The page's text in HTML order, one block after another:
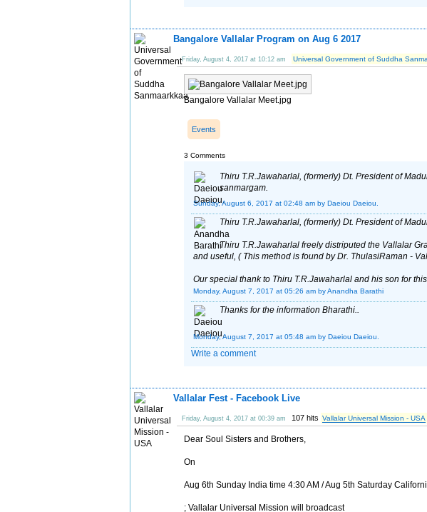
Bangalore Vallalar Program on Aug 6 2017
Friday, August 4, 2017 at 10:12 am Universal Government of Suddha
Bangalore Vallalar Meet.jpg
Events
3 Comments
Thiru T.R.Jawaharlal, (formerly) Dt. President of
sanmargam.
Sunday, August 6, 2017 at 02:48 am by Daeiou Daeiou.
Thiru T.R.Jawaharlal, (formerly) Dt. President of
Thiru T.R.Jawaharlal freely distriputed the Vallalar
and useful, ( This method is found by Dr. ThulasiRaman -
Our special thank to Thiru T.R.Jawaharlal and his son for
Monday, August 7, 2017 at 05:26 am by Anandha Barathi
Thanks for the information Bharathi..
Monday, August 7, 2017 at 05:48 am by Daeiou Daeiou.
Write a comment
Vallalar Fest - Facebook Live
Friday, August 4, 2017 at 00:39 am 107 hits Vallalar Universal Mission - USA
Dear Soul Sisters and Brothers,
On
Aug 6th Sunday India time 4:30 AM / Aug 5th Saturday
; Vallalar Universal Mission will broadcast